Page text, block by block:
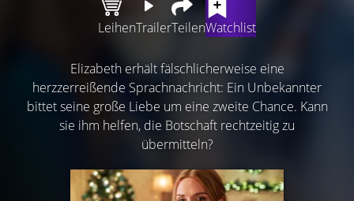
LeihenTrailerTeilenWatchlist
Elizabeth erhält fälschlicherweise eine
herzzerreißende Sprachnachricht: Ein Unbekannter
bittet seine große Liebe um eine zweite Chance. Kann
sie ihm helfen, die Botschaft rechtzeitig zu
übermitteln?